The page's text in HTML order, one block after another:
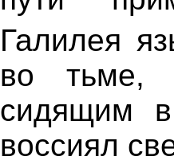
Галилея
во тьме,
сидящим
воссиял